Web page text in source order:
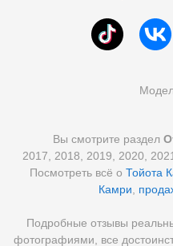
Вы смотрите раздел
2017, 2018, 2019, 2020,
Посмотреть всё о Тойота
Камри
Подробные отзывы
фотографиями, все